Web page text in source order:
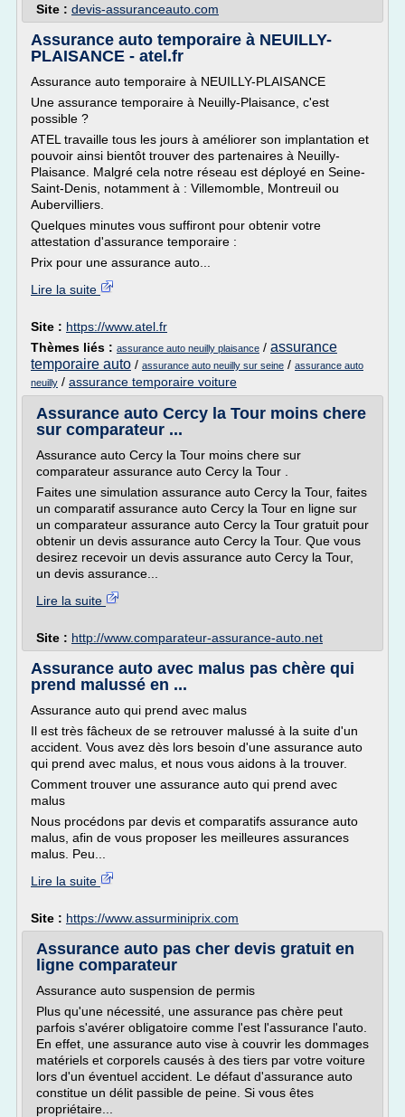
Site : devis-assuranceauto.com
Assurance auto temporaire à NEUILLY-
PLAISANCE - atel.fr
Assurance auto temporaire à NEUILLY-PLAISANCE
Une assurance temporaire à Neuilly-Plaisance, c'est
possible ?
ATEL travaille tous les jours à améliorer son implantation et
pouvoir ainsi bientôt trouver des partenaires à Neuilly-
Plaisance. Malgré cela notre réseau est déployé en Seine-
Saint-Denis, notamment à : Villemomble, Montreuil ou
Aubervilliers.
Quelques minutes vous suffiront pour obtenir votre
attestation d'assurance temporaire :
Prix pour une assurance auto...
Lire la suite
Site : https://www.atel.fr
Thèmes liés : assurance auto neuilly plaisance / assurance
temporaire auto / assurance auto neuilly sur seine / assurance auto
neuilly / assurance temporaire voiture
Assurance auto Cercy la Tour moins chere
sur comparateur ...
Assurance auto Cercy la Tour moins chere sur
comparateur assurance auto Cercy la Tour .
Faites une simulation assurance auto Cercy la Tour, faites
un comparatif assurance auto Cercy la Tour en ligne sur
un comparateur assurance auto Cercy la Tour gratuit pour
obtenir un devis assurance auto Cercy la Tour. Que vous
desirez recevoir un devis assurance auto Cercy la Tour,
un devis assurance...
Lire la suite
Site : http://www.comparateur-assurance-auto.net
Assurance auto avec malus pas chère qui
prend malussé en ...
Assurance auto qui prend avec malus
Il est très fâcheux de se retrouver malussé à la suite d'un
accident. Vous avez dès lors besoin d'une assurance auto
qui prend avec malus, et nous vous aidons à la trouver.
Comment trouver une assurance auto qui prend avec
malus
Nous procédons par devis et comparatifs assurance auto
malus, afin de vous proposer les meilleures assurances
malus. Peu...
Lire la suite
Site : https://www.assurminiprix.com
Assurance auto pas cher devis gratuit en
ligne comparateur
Assurance auto suspension de permis
Plus qu'une nécessité, une assurance pas chère peut
parfois s'avérer obligatoire comme l'est l'assurance l'auto.
En effet, une assurance auto vise à couvrir les dommages
matériels et corporels causés à des tiers par votre voiture
lors d'un éventuel accident. Le défaut d'assurance auto
constitue un délit passible de peine. Si vous êtes
propriétaire...